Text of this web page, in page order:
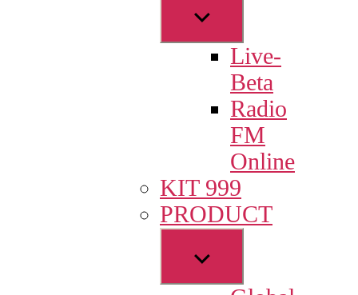
Show
sub
menuLive-
Beta
Radio
FM
Online
KIT 999
PRODUCT
Show
sub